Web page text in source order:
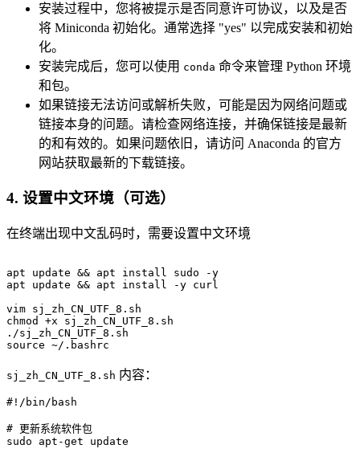
安装过程中，您将被提示是否同意许可协议，以及是否
将 Miniconda 初始化。通常选择 "yes" 以完成安装和初始
化。
安装完成后，您可以使用 conda 命令来管理 Python 环境
和包。
如果链接无法访问或解析失败，可能是因为网络问题或
链接本身的问题。请检查网络连接，并确保链接是最新
的和有效的。如果问题依旧，请访问 Anaconda 的官方
网站获取最新的下载链接。
4. 设置中文环境（可选）
在终端出现中文乱码时，需要设置中文环境
apt update && apt install sudo -y
apt update && apt install -y curl
vim sj_zh_CN_UTF_8. sh
chmod +x sj_zh_CN_UTF_8. sh
./sj_zh_CN_UTF_8. sh
sj_zh_CN_UTF_8.sh 内容：
#!/bin/bash
# 更新系统软件包
sudo apt-get update